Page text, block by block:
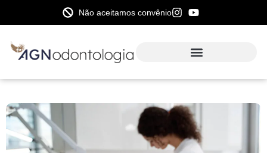
Não aceitamos convênio